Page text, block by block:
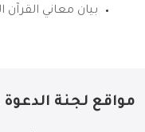
بيان معاني القرآن
مواقع لجنة الدعوة